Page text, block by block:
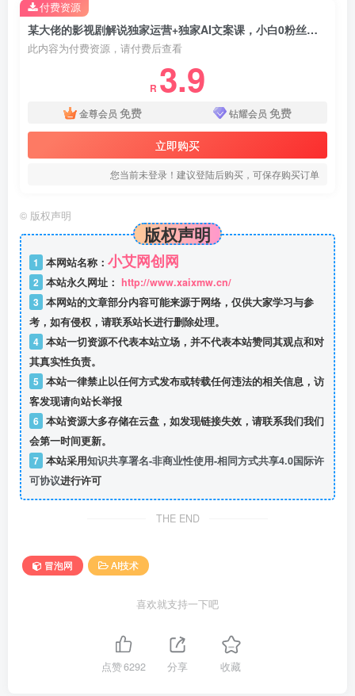
某大佬的影视剧解说独家运营+独家AI文案课，小白0粉丝也能快速打上抖音精选标签、吃到收益翻倍福利
此内容为付费资源，请付费后查看
R 3.9
金尊会员 免费 钻耀会员 免费
立即购买
您当前未登录！建议登陆后购买，可保存购买订单
付费资源
© 版权声明
版权声明
1 本网站名称： 小艾网创网
2 本站永久网址： http://www.xaixmw.cn/
3 本网站的文章部分内容可能来源于网络，仅供大家学习与参
考，如有侵权，请联系站长进行删除处理。
4 本站一切资源不代表本站立场，并不代表本站赞同其观点和对
其真实性负责。
5 本站一律禁止以任何方式发布或转载任何违法的相关信息，访
客发现请向站长举报
6 本站资源大多存储在云盘，如发现链接失效，请联系我们我们
会第一时间更新。
7 本站采用知识共享署名-非商业性使用-相同方式共享4.0国际许
可协议进行许可
THE END
冒泡网 AI技术
喜欢就支持一下吧
点赞6292 分享 收藏